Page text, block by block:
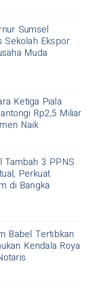
Sumsel
Sekolah Ekspor:
Muda
Ketiga Piala
Rp2,5 Miliar
Naik
Tambah 3 PPNS
Perkuat
di Bangka
Babel Tertibkan
Kendala Roya